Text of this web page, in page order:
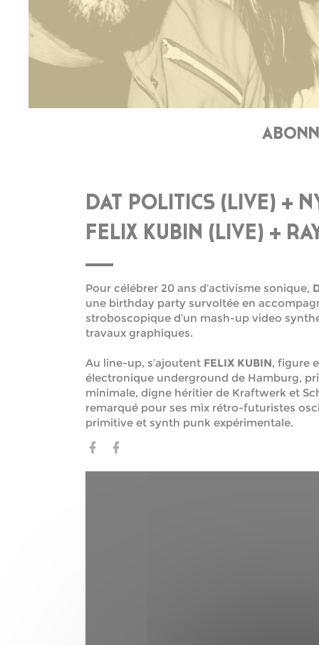
DAT POLITICS (LIVE) +
FELIX KUBIN (LIVE) +
Pour célébrer 20 ans d’activisme sonique,
une birthday party survoltée en
stroboscopique d’un mash-up video
travaux graphiques.
Au line-up, s’ajoutent FELIX KUBIN, figure
électronique underground de Hamburg,
minimale, digne héritier de Kraftwerk et
remarqué pour ses mix rétro-futuristes
primitive et synth punk expérimentale.